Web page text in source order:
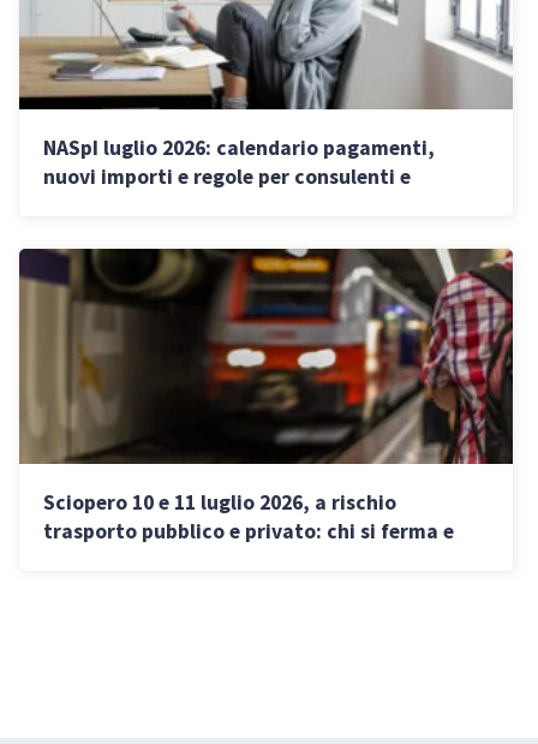
NASpI luglio 2026: calendario pagamenti,
nuovi importi e regole per consulenti e
Sciopero 10 e 11 luglio 2026, a rischio
trasporto pubblico e privato: chi si ferma e